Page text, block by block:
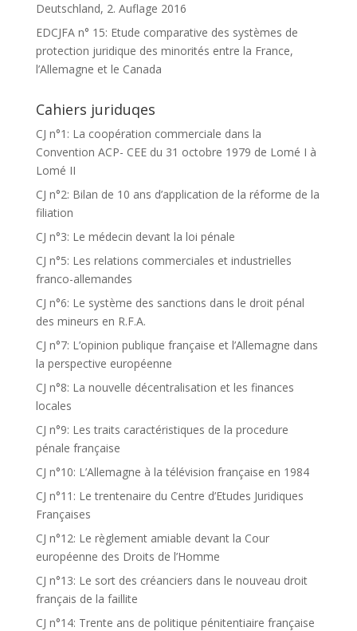
Deutschland, 2. Auflage 2016
EDCJFA n° 15: Etude comparative des systèmes de
protection juridique des minorités entre la France,
l’Allemagne et le Canada
Cahiers juriduqes
CJ n°1: La coopération commerciale dans la
Convention ACP- CEE du 31 octobre 1979 de Lomé I à
Lomé II
CJ n°2: Bilan de 10 ans d’application de la réforme de la
filiation
CJ n°3: Le médecin devant la loi pénale
CJ n°5: Les relations commerciales et industrielles
franco-allemandes
CJ n°6: Le système des sanctions dans le droit pénal
des mineurs en R.F.A.
CJ n°7: L’opinion publique française et l’Allemagne dans
la perspective européenne
CJ n°8: La nouvelle décentralisation et les finances
locales
CJ n°9: Les traits caractéristiques de la procedure
pénale française
CJ n°10: L’Allemagne à la télévision française en 1984
CJ n°11: Le trentenaire du Centre d’Etudes Juridiques
Françaises
CJ n°12: Le règlement amiable devant la Cour
européenne des Droits de l’Homme
CJ n°13: Le sort des créanciers dans le nouveau droit
français de la faillite
CJ n°14: Trente ans de politique pénitentiaire française